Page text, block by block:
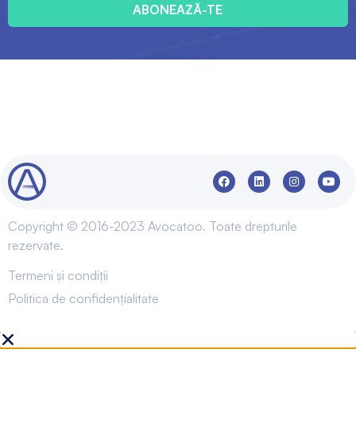
ABONEAZĂ-TE
Copyright © 2016-2023 Avocatoo. Toate drepturile
rezervate.
Termeni și condiții
Politica de confidențialitate